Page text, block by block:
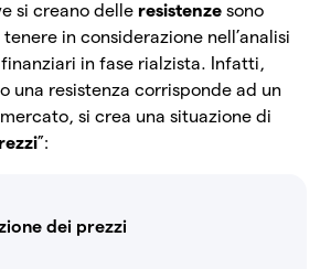
si creano delle resistenze sono
in considerazione nell’analisi
in fase rialzista. Infatti,
una resistenza corrisponde ad un
si crea una situazione di
”:
dei prezzi